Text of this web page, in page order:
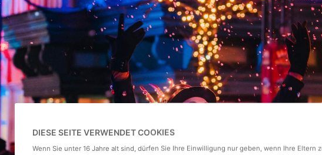
DIESE SEITE VERWENDET COOKIES
Wenn Sie unter 16 Jahre alt sind, dürfen Sie Ihre Einwilligung nur geben, wenn Ihre Eltern